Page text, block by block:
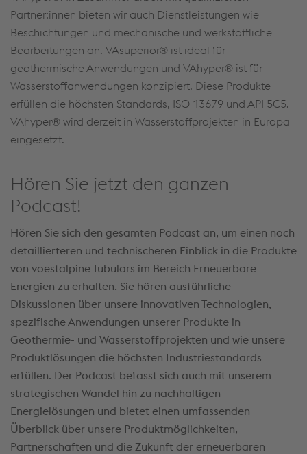
Partner:innen bieten wir auch Dienstleistungen wie
Beschichtungen und mechanische und werkstoffliche
Bearbeitungen an. VAsuperior® ist ideal für
geothermische Anwendungen und VAhyper® ist für
Wasserstoffanwendungen konzipiert. Diese Produkte
erfüllen die höchsten Standards, ISO 13679 und API 5C5.
VAhyper® wird derzeit in Wasserstoffprojekten in Europa
eingesetzt.
Hören Sie jetzt den ganzen
Podcast!
Hören Sie sich den gesamten Podcast an, um einen noch
detaillierteren und technischeren Einblick in die Produkte
von voestalpine Tubulars im Bereich Erneuerbare
Energien zu erhalten. Sie hören ausführliche
Diskussionen über unsere innovativen Technologien,
spezifische Anwendungen unserer Produkte in
Geothermie- und Wasserstoffprojekten und wie unsere
Produktlösungen die höchsten Industriestandards
erfüllen. Der Podcast befasst sich auch mit unserem
strategischen Wandel hin zu nachhaltigen
Energielösungen und bietet einen umfassenden
Überblick über unsere Produktmöglichkeiten,
Partnerschaften und die Zukunft der erneuerbaren